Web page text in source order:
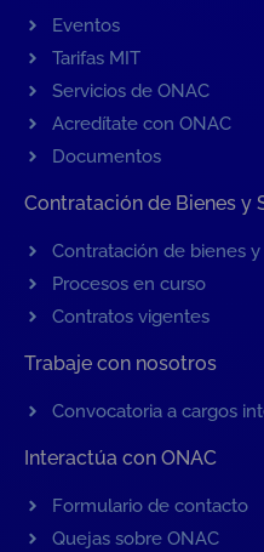
Eventos
Tarifas MIT
Servicios de ONAC
Acredítate con ONAC
Documentos
Contratación de Bienes y
Contratación de bienes y
Procesos en curso
Contratos vigentes
Trabaje con nosotros
Convocatoria a cargos
Interactúa con ONAC
Formulario de contacto
Quejas sobre ONAC